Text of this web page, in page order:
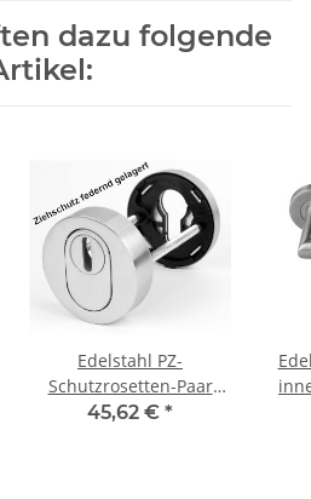
dazu folgende
Edelstahl PZ-
Schutzrosetten-Paar
rund für Haus und
45,62 € *
innen